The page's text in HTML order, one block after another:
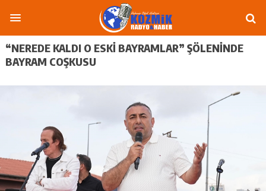
“NEREDE KALDI O ESKI BAYRAMLAR” ŞÖLENINDE
BAYRAM COŞKUSU